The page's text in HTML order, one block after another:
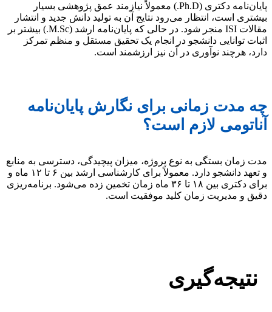
پایان‌نامه دکتری (Ph.D.) معمولاً نیازمند عمق پژوهشی بسیار
بیشتری است، انتظار می‌رود نتایج آن به تولید دانش جدید و انتشار
مقالات ISI منجر شود. در حالی که پایان‌نامه ارشد (M.Sc.) بیشتر بر
اثبات توانایی دانشجو در انجام یک تحقیق مستقل و منظم تمرکز
دارد، هرچند نوآوری در آن نیز ارزشمند است.
چه مدت زمانی برای نگارش پایان‌نامه
آناتومی لازم است؟
مدت زمان بستگی به نوع پروژه، میزان پیچیدگی، دسترسی به منابع
و تعهد دانشجو دارد. معمولاً برای کارشناسی ارشد بین ۶ تا ۱۲ ماه و
برای دکتری بین ۱۸ تا ۳۶ ماه زمان تخمین زده می‌شود. برنامه‌ریزی
دقیق و مدیریت زمان کلید موفقیت است.
نتیجه‌گیری